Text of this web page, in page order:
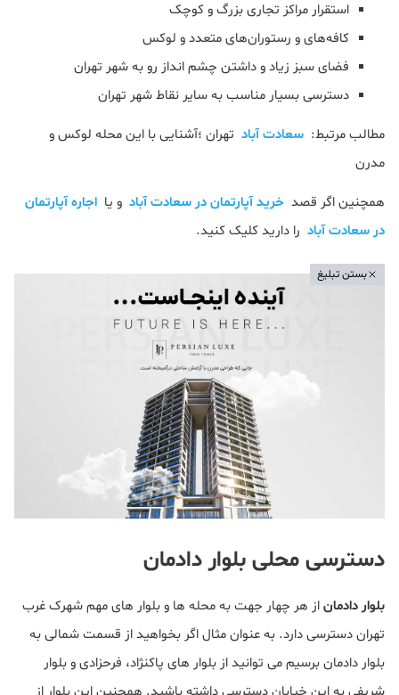
استقرار مراکز تجاری بزرگ و کوچک
کافه‌های و رستوران‌های متعدد و لوکس
فضای سبز زیاد و داشتن چشم انداز رو به شهر تهران
دسترسی بسیار مناسب به سایر نقاط شهر تهران
مطالب مرتبط: سعادت آباد تهران ؛آشنایی با این محله لوکس و
مدرن
همچنین اگر قصد خرید آپارتمان در سعادت آباد و یا اجاره آپارتمان
در سعادت آباد را دارید کلیک کنید.
بستن تبلیغ
دسترسی محلی بلوار دادمان
بلوار دادماناز هر چهار جهت به محله ها و بلوار های مهم شهرک غرب
تهران دسترسی دارد. به عنوان مثال اگر بخواهید از قسمت شمالی به
بلوار دادمان برسیم می توانید از بلوار های پاکنژاد، فرحزادی و بلوار